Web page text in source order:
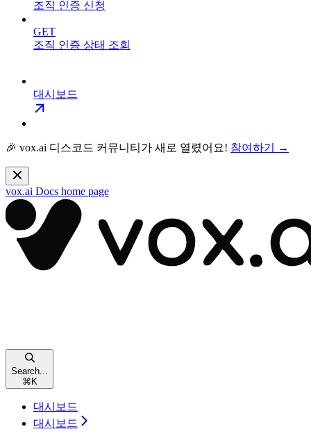
조직 인증 신청
GET
조직 인증 상태 조회
대시보드
🎉 vox.ai 디스코드 커뮤니티가 새로 열렸어요! 참여하기 →
vox.ai Docs home page
Search...
⌘ K
대시보드
대시보드